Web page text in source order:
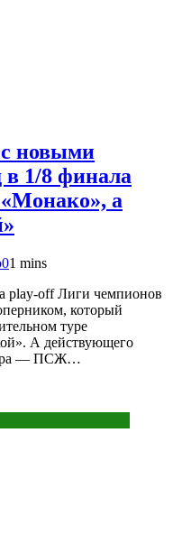
новыми
1/8 финала
а
01 mins
play-off Лиги чемпионов
который
туре
А действующего
— ПСЖ…